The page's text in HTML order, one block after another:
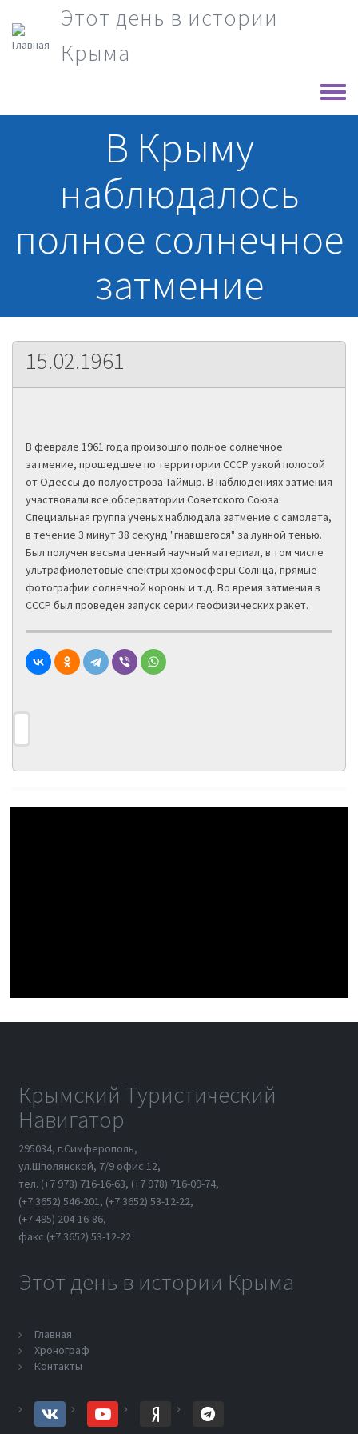
Перейти к основному содержанию
Этот день в истории
Крыма
Toggle
В Крыму
наблюдалось
полное солнечное
затмение
15.02.1961
В феврале 1961 года произошло полное солнечное
затмение, прошедшее по территории СССР узкой полосой
от Одессы до полуострова Таймыр. В наблюдениях затмения
участвовали все обсерватории Советского Союза.
Специальная группа ученых наблюдала затмение с самолета,
в течение 3 минут 38 секунд "гнавшегося" за лунной тенью.
Был получен весьма ценный научный материал, в том числе
ультрафиолетовые спектры хромосферы Солнца, прямые
фотографии солнечной короны и т.д. Во время затмения в
СССР был проведен запуск серии геофизических ракет.
Крымский Туристический
Навигатор
295034, г.Симферополь,
ул.Шполянской, 7/9 офис 12,
тел. (+7 978) 716-16-63, (+7 978) 716-09-74,
(+7 3652) 546-201, (+7 3652) 53-12-22,
(+7 495) 204-16-86,
факс (+7 3652) 53-12-22
Этот день в истории Крыма
Главная
Хронограф
Контакты
vk youtube yandex